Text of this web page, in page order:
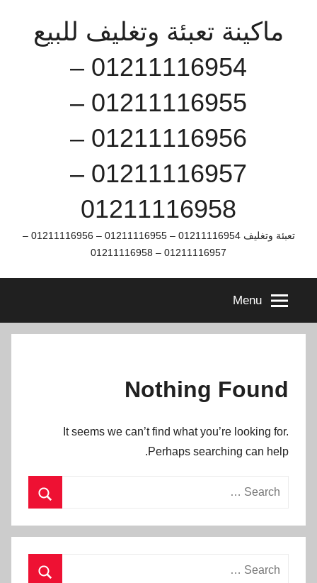
ماكينة تعبئة وتغليف للبيع
01211116954 –
01211116955 –
01211116956 –
01211116957 –
01211116958
تعبئة وتغليف 01211116954 – 01211116955 – 01211116956 –
01211116957 – 01211116958
Menu
Nothing Found
It seems we can’t find what you’re looking for.
Perhaps searching can help.
Search
Search